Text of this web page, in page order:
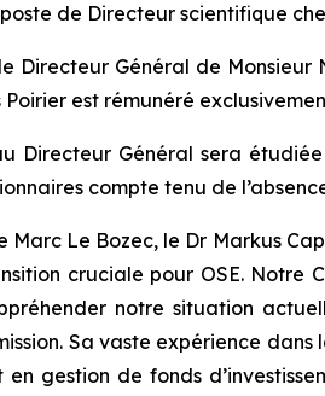
de Directeur scientifique
Directeur Général de
est rémunéré
Directeur Général sera
compte tenu de
Le Bozec, le Dr Markus
cruciale pour OSE. Notre
notre situation
Sa vaste expérience
en gestion de fonds